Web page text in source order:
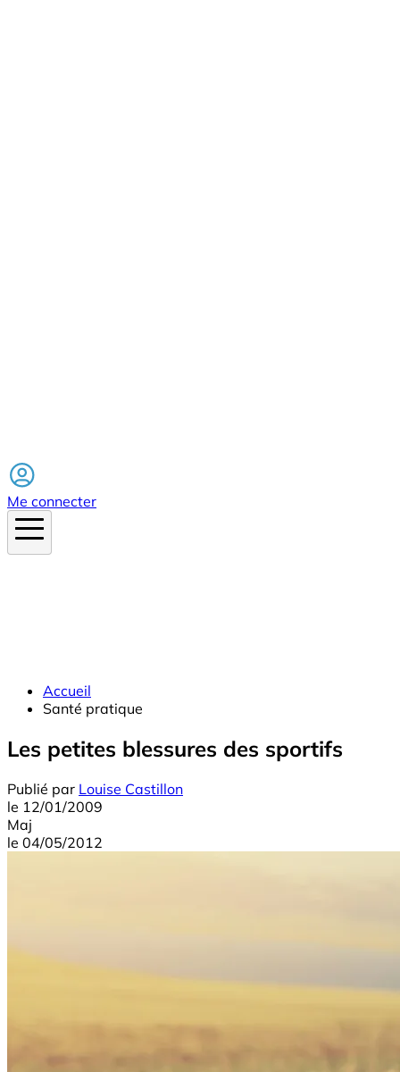
Me connecter
Accueil
Santé pratique
Les petites blessures des sportifs
Publié par Louise Castillon
le 12/01/2009
Maj
le 04/05/2012